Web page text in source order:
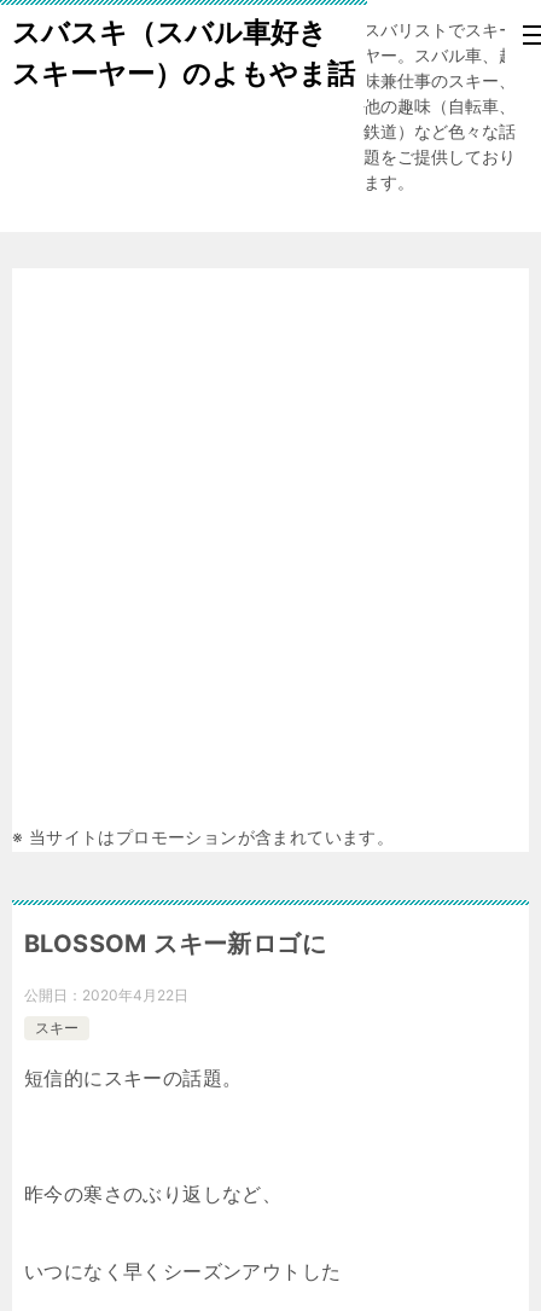
スバスキ（スバル車好き
スキーヤー）のよもやま話
スバリストでスキー
ヤー。スバル車、趣
味兼仕事のスキー、
他の趣味（自転車、
鉄道）など色々な話
題をご提供しており
ます。
※ 当サイトはプロモーションが含まれています。
BLOSSOM スキー新ロゴに
公開日： 2020年4月22日
スキー
短信的にスキーの話題。
昨今の寒さのぶり返しなど、
いつになく早くシーズンアウトした